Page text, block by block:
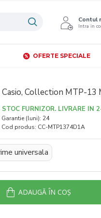
Contul
Intra in
OFERTE SPECIALE
Casio, Collection MTP-
STOC FURNIZOR. LIVRARE IN
Garantie (luni): 24
Cod produs: CC-MTP1374D1A
universala
ADAUGĂ ÎN COŞ